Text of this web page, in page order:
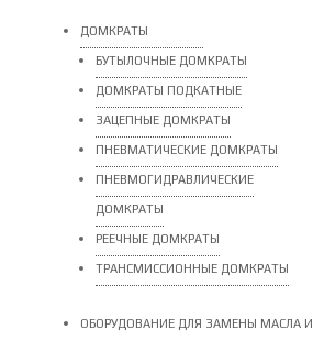
ДОМКРАТЫ
БУТЫЛОЧНЫЕ ДОМКРАТЫ
ДОМКРАТЫ ПОДКАТНЫЕ
ЗАЦЕПНЫЕ ДОМКРАТЫ
ПНЕВМАТИЧЕСКИЕ ДОМКРАТЫ
ПНЕВМОГИДРАВЛИЧЕСКИЕ
ДОМКРАТЫ
РЕЕЧНЫЕ ДОМКРАТЫ
ТРАНСМИССИОННЫЕ ДОМКРАТЫ
ОБОРУДОВАНИЕ ДЛЯ ЗАМЕНЫ МАСЛА И